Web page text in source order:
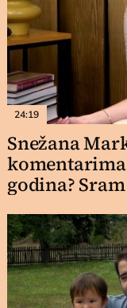
24:19
Snežana
godina?